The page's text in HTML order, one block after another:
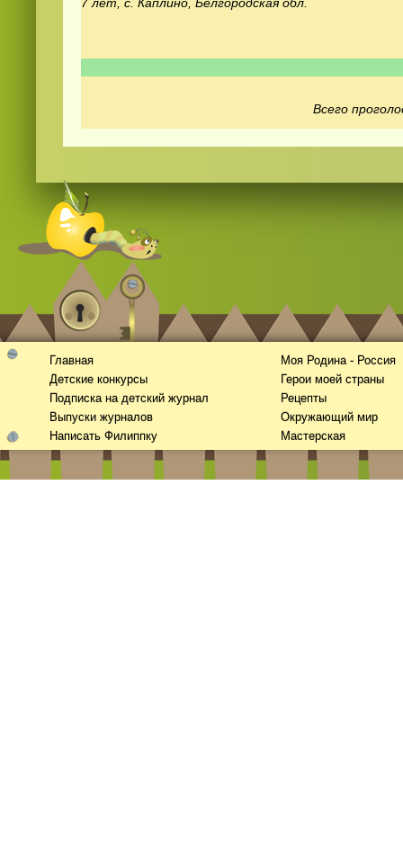
Всего
Главная
Детские конкурсы
Подписка на детский журнал
Выпуски журналов
Написать Филиппку
Моя Родина - Россия
Герои моей страны
Рецепты
Окружающий мир
Мастерская
Смотретьkino онлайн